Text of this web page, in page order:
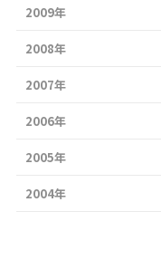
2009年
2008年
2007年
2006年
2005年
2004年